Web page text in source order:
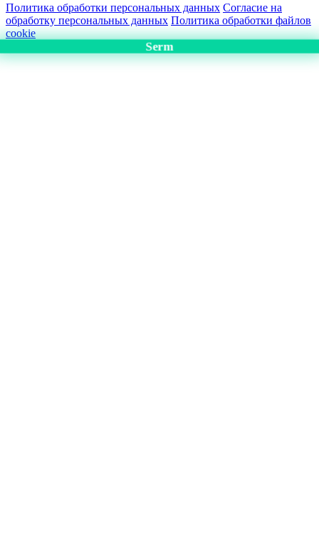
Политика обработки персональных данных Согласие на
обработку персональных данных Политика обработки файлов
cookie
Serm